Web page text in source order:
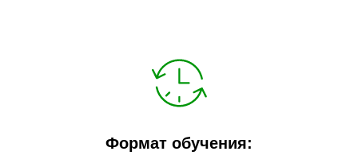
Формат обучения: